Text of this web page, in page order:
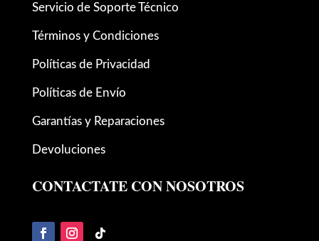
Servicio de Soporte Técnico
Términos y Condiciones
Políticas de Privacidad
Políticas de Envío
Garantías y Reparaciones
Devoluciones
CONTACTATE CON NOSOTROS